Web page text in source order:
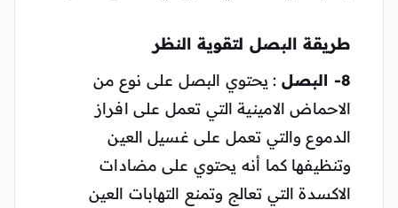
طريقة البصل لتقوية النظر
8- البصل
: يحتوي البصل على نوع من
الاحماض الامينية التي تعمل على افراز
الدموع والتي تعمل على غسيل العين
وتنظيفها كما أنه يحتوي على مضادات
الاكسدة التي تعالج وتمنع التهابات العين